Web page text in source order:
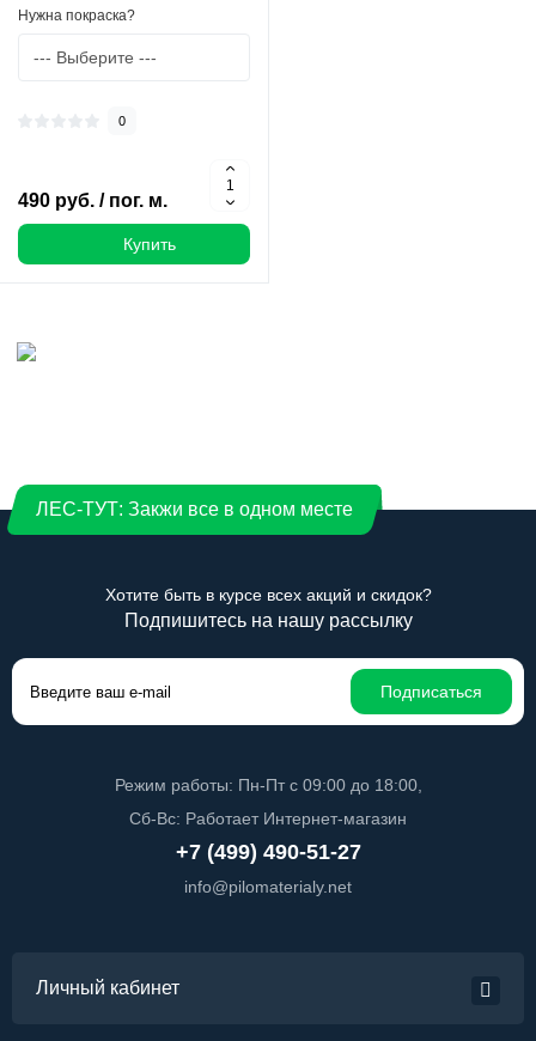
Нужна покраска?
0
490 руб. / пог. м.
Купить
ЛЕС-ТУТ: Закжи все в одном месте
Хотите быть в курсе всех акций и скидок?
Подпишитесь на нашу рассылку
Подписаться
Режим работы: Пн-Пт с 09:00 до 18:00,
Сб-Вс: Работает Интернет-магазин
+7 (499) 490-51-27
info@pilomaterialy.net
Личный кабинет